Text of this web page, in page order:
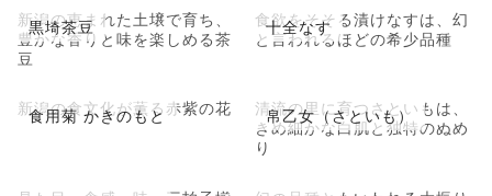
黒埼茶豆
新潟の恵まれた土壌で育ち、
豊かな香りと味を楽しめる茶
豆
十全なす
食欲をそそる漬けなすは、幻
と言われるほどの希少品種
食用菊 かきのもと
新潟の食文化が薫る赤紫の花 帛乙女（さといも）
清流の里に育つさといもは、
きめ細かな白肌と独特のぬめ
り